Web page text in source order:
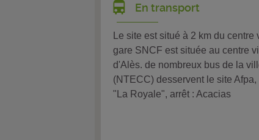
En transport
Le site est situé à 2 km du centre
gare SNCF est située au centre
d'Alès. de nombreux bus de la
(NTECC) desservent le site Afpa,
"La Royale", arrêt : Acacias